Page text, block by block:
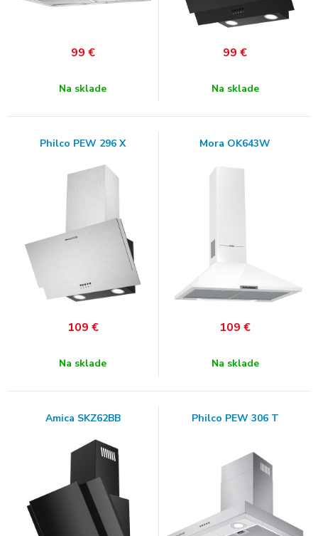
99 €
Na sklade
99 €
Na sklade
Philco PEW 296 X
109 €
Na sklade
Mora OK643W
109 €
Na sklade
Amica SKZ62BB Philco PEW 306 T